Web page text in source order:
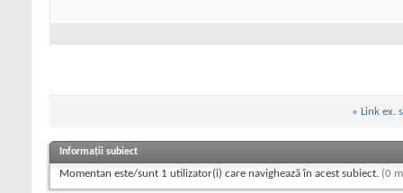
« Link ex.
Informații subiect
Momentan este/sunt 1 utilizator(i) care navighează în acest subiect. (0